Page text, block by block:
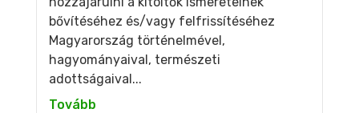
bővítéséhez és/vagy felfrissítéséhez
Magyarország történelmével,
hagyományaival, természeti
adottságaival...
Tovább